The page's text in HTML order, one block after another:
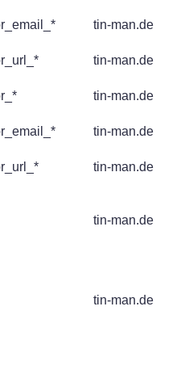
tin-man.de
tin-man.de
tin-man.de
tin-man.de
tin-man.de
tin-man.de
tin-man.de